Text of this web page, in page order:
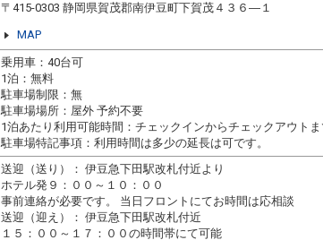
〒415-0303 静岡県賀茂郡南伊豆町下賀茂４３６―１
MAP
乗用車：40台可
1泊：無料
駐車場制限：無
駐車場場所：屋外 予約不要
1泊あたり利用可能時間：チェックインからチェックアウト
駐車場特記事項：利用時間は多少の延長は可です。
送迎（送り）： 伊豆急下田駅改札付近より
ホテル発９：００～１０：００
事前連絡が必要です。 当日フロントにてお時間は応相談
送迎（迎え）： 伊豆急下田駅改札付近
１５：００～１７：００の時間帯にて可能